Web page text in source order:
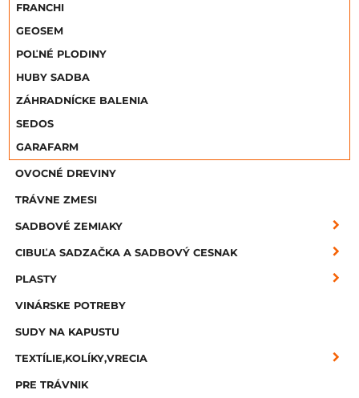
FRANCHI
GEOSEM
POĽNÉ PLODINY
HUBY SADBA
ZÁHRADNÍCKE BALENIA
SEDOS
GARAFARM
OVOCNÉ DREVINY
TRÁVNE ZMESI
SADBOVÉ ZEMIAKY
CIBUĽA SADZAČKA A SADBOVÝ CESNAK
PLASTY
VINÁRSKE POTREBY
SUDY NA KAPUSTU
TEXTÍLIE,KOLÍKY,VRECIA
PRE TRÁVNIK